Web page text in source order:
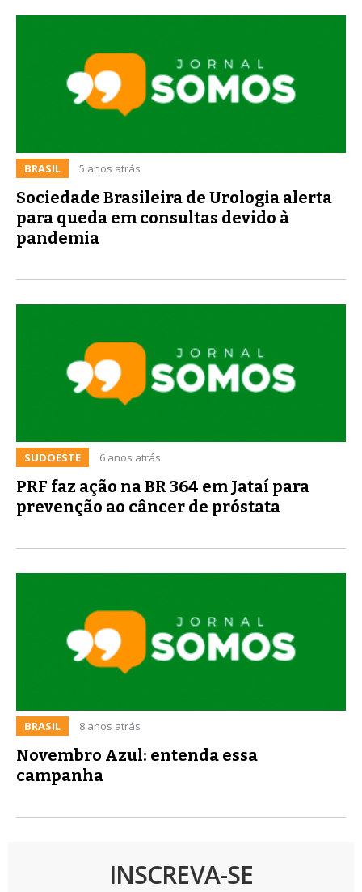
BRASIL 5 anos atrás
Sociedade Brasileira de Urologia alerta
para queda em consultas devido à
pandemia
SUDOESTE 6 anos atrás
PRF faz ação na BR 364 em Jataí para
prevenção ao câncer de próstata
BRASIL 8 anos atrás
Novembro Azul: entenda essa
campanha
INSCREVA-SE